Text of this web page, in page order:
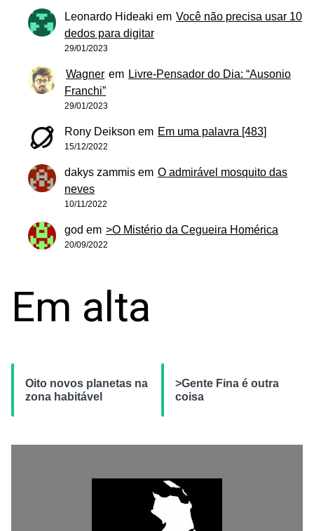
Leonardo Hideaki em Você não precisa usar 10
dedos para digitar
29/01/2023
Wagner em Livre-Pensador do Dia: “Ausonio
Franchi”
29/01/2023
Rony Deikson em Em uma palavra [483]
15/12/2022
dakys zammis em O admirável mosquito das
neves
10/11/2022
god em >O Mistério da Cegueira Homérica
20/09/2022
Em alta
Oito novos planetas na
zona habitável
>Gente Fina é outra
coisa